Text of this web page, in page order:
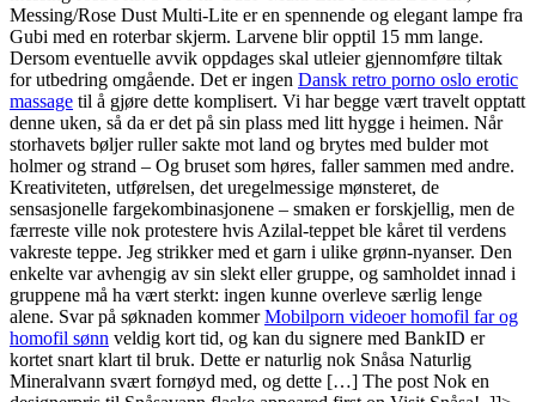
Messing/Rose Dust Multi-Lite er en spennende og elegant lampe fra
Gubi med en roterbar skjerm. Larvene blir opptil 15 mm lange.
Dersom eventuelle avvik oppdages skal utleier gjennomføre tiltak
for utbedring omgående. Det er ingen Dansk retro porno oslo erotic
massage til å gjøre dette komplisert. Vi har begge vært travelt opptatt
denne uken, så da er det på sin plass med litt hygge i heimen. Når
storhavets bøljer ruller sakte mot land og brytes med bulder mot
holmer og strand – Og bruset som høres, faller sammen med andre.
Kreativiteten, utførelsen, det uregelmessige mønsteret, de
sensasjonelle fargekombinasjonene – smaken er forskjellig, men de
færreste ville nok protestere hvis Azilal-teppet ble kåret til verdens
vakreste teppe. Jeg strikker med et garn i ulike grønn-nyanser. Den
enkelte var avhengig av sin slekt eller gruppe, og samholdet innad i
gruppene må ha vært sterkt: ingen kunne overleve særlig lenge
alene. Svar på søknaden kommerMobilporn videoer homofil far og
homofil sønn veldig kort tid, og kan du signere med BankID er
kortet snart klart til bruk. Dette er naturlig nok Snåsa Naturlig
Mineralvann svært fornøyd med, og dette […] The post Nok en